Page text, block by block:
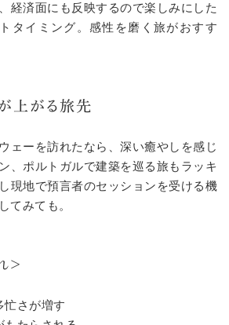
経済面にも反映するので楽しみにした
タイミング。感性を磨く旅がおすす
上がる旅先
ェーを訪れたなら、深い癒やしを感じ
、ポルトガルで建築を巡る旅もラッキ
現地で預言者のセッションを受ける機
てみても。
＞
忙さが増す